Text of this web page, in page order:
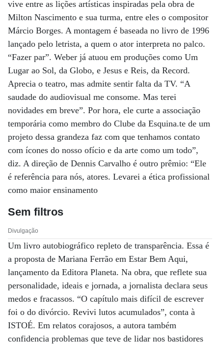
vive entre as lições artísticas inspiradas pela obra de
Milton Nascimento e sua turma, entre eles o compositor
Márcio Borges. A montagem é baseada no livro de 1996
lançado pelo letrista, a quem o ator interpreta no palco.
“Fazer par”. Weber já atuou em produções como Um
Lugar ao Sol, da Globo, e Jesus e Reis, da Record.
Aprecia o teatro, mas admite sentir falta da TV. “A
saudade do audiovisual me consome. Mas terei
novidades em breve”. Por hora, ele curte a associação
temporária como membro do Clube da Esquina.te de um
projeto dessa grandeza faz com que tenhamos contato
com ícones do nosso ofício e da arte como um todo”,
diz. A direção de Dennis Carvalho é outro prêmio: “Ele
é referência para nós, atores. Levarei a ética profissional
como maior ensinamento
Sem filtros
Divulgação
Um livro autobiográfico repleto de transparência. Essa é
a proposta de Mariana Ferrão em Estar Bem Aqui,
lançamento da Editora Planeta. Na obra, que reflete sua
personalidade, ideais e jornada, a jornalista declara seus
medos e fracassos. “O capítulo mais difícil de escrever
foi o do divórcio. Revivi lutos acumulados”, conta à
ISTOÉ. Em relatos corajosos, a autora também
confidencia problemas que teve de lidar nos bastidores